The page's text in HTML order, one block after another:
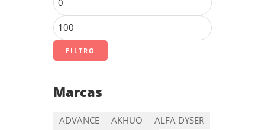
FILTRO
Marcas
ADVANCE AKHUO
ALFA DYSER